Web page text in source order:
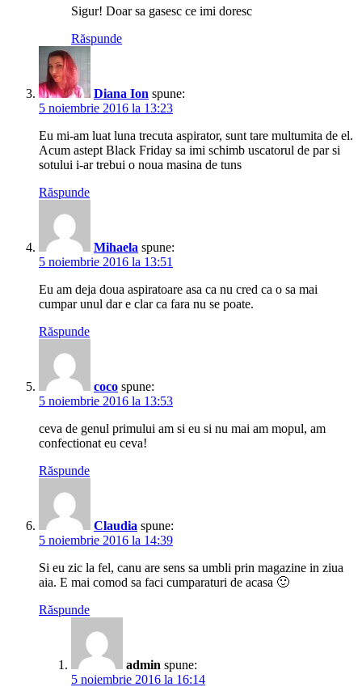
Sigur! Doar sa gasesc ce imi doresc
Răspunde
Diana Ion spune:
5 noiembrie 2016 la 13:23
Eu mi-am luat luna trecuta aspirator, sunt tare multumita de el.
Acum astept Black Friday sa imi schimb uscatorul de par si
sotului i-ar trebui o noua masina de tuns
Răspunde
Mihaela spune:
5 noiembrie 2016 la 13:51
Eu am deja doua aspiratoare asa ca nu cred ca o sa mai
cumpar unul dar e clar ca fara nu se poate.
Răspunde
coco spune:
5 noiembrie 2016 la 13:53
ceva de genul primului am si eu si nu mai am mopul, am
confectionat eu ceva!
Răspunde
Claudia spune:
5 noiembrie 2016 la 14:39
Si eu zic la fel, canu are sens sa umbli prin magazine in ziua
aia. E mai comod sa faci cumparaturi de acasa 🙂
Răspunde
admin spune:
5 noiembrie 2016 la 16:14